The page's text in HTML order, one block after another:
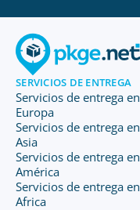
SERVICIOS DE ENTREGA
Servicios de entrega en
Europa
Servicios de entrega en
Asia
Servicios de entrega en
América
Servicios de entrega en
Africa